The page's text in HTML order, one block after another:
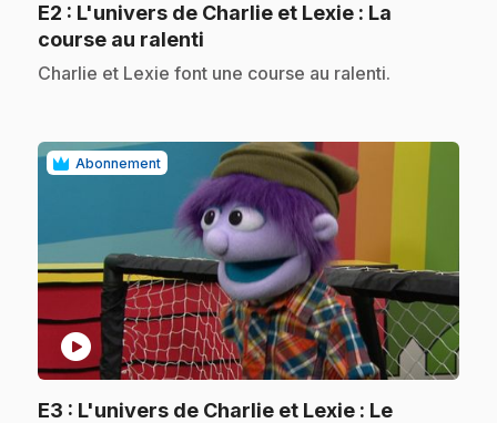
E2 : L'univers de Charlie et Lexie : La
course au ralenti
.Charlie et Lexie font une course au ralenti.
Abonnement
play_circle
E3 : L'univers de Charlie et Lexie : Le